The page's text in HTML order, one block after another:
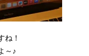
ね！
～♪